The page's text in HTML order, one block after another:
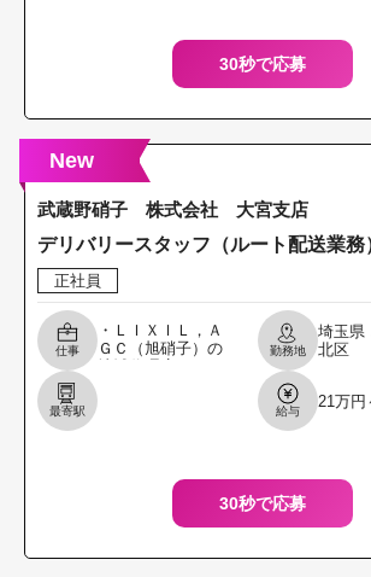
30秒で応募
New
武蔵野硝子 株式会社 大宮支店
デリバリースタッフ（ルート配送業務
正社員
仕事
・ＬＩＸＩＬ，Ａ
ＧＣ（旭硝子）の
勤務地
埼玉県
北区
最寄駅 給与
21万円
30秒で応募